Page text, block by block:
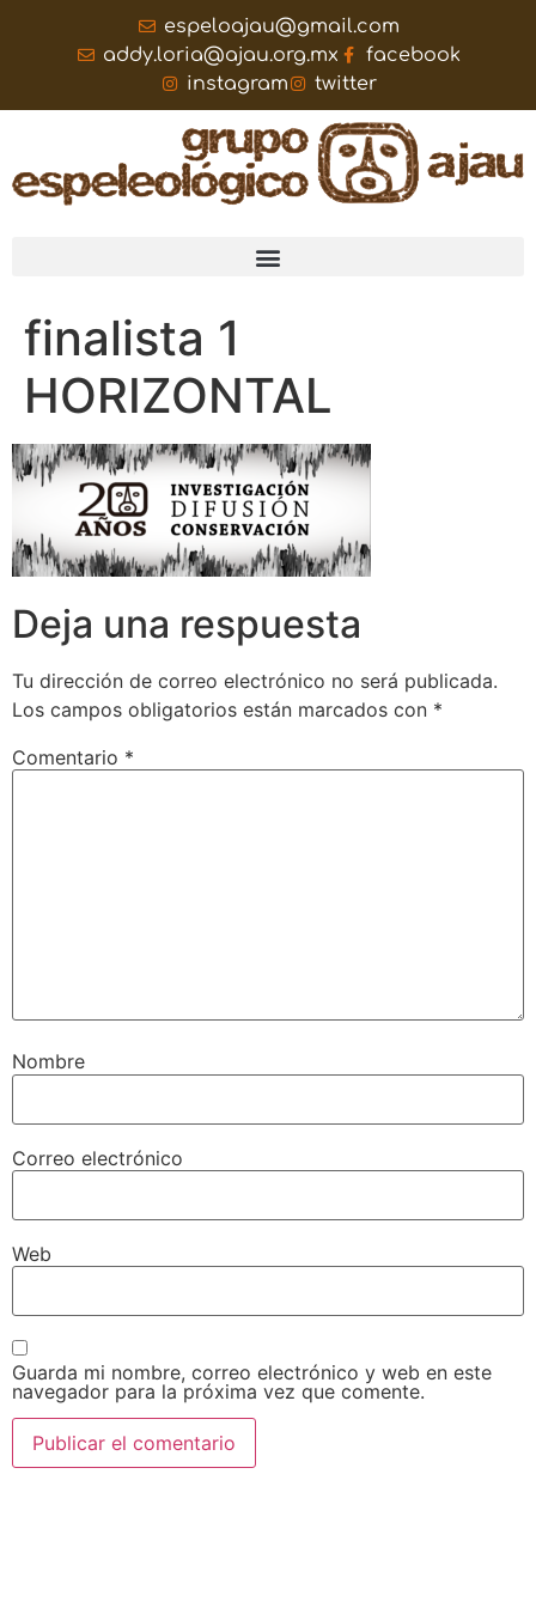
espeloajau@gmail.com
addy.loria@ajau.org.mx
facebook
instagram
twitter
finalista 1
HORIZONTAL
Deja una respuesta
Tu dirección de correo electrónico no será publicada.
Los campos obligatorios están marcados con *
Comentario *
Nombre
Correo electrónico
Web
Guarda mi nombre, correo electrónico y web en este
navegador para la próxima vez que comente.